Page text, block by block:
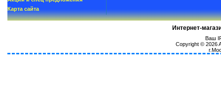
Карта сайта
Интернет-
Ваш
Copyright © 2026